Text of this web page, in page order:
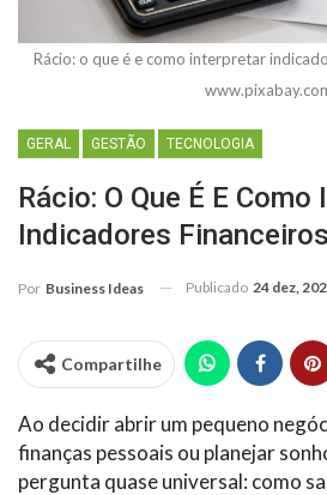
Rácio: o que é e como interpretar
GERAL GESTÃO TECNOLOGIA
Rácio: O Que É E
Indicadores Financeiros
Por Business Ideas Publicado 24 dez,
Compartilhe
Ao decidir abrir um pequeno
finanças pessoais ou planejar
pergunta quase universal: como